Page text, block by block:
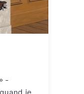
-
je